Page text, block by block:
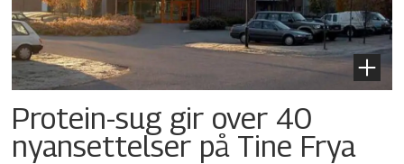
Protein-sug gir over 40
nyansettelser på Tine Frya